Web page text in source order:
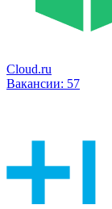
Cloud.ru
Вакансии: 57